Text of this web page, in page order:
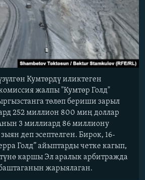
Кумтөрдү иликтеген
жалпы "Кумтөр Голд"
төлөп бериши зарыл
252 миллион 800 миң доллар
3 миллиард 86 миллиону
деп эсептелген. Бирок, 16-
Голд” айыптарды четке кагып,
каршы Эл аралык арбитражда
жарыялаган.